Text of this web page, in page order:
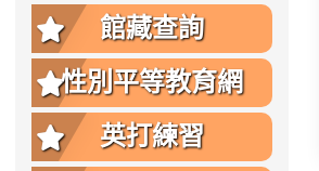
館藏查詢
性別平等教育網
英打練習